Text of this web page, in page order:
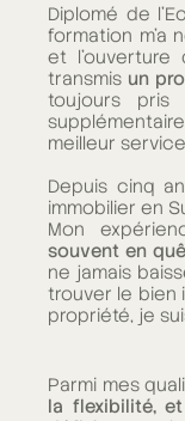
Diplomé de
formation m'a
et l'ouverture
transmis un
toujours
meilleur
Depuis cinq
immobilier en
Mon
souvent en
ne jamais
trouver le bien
propriété, je
Parmi mes
la flexibilité,